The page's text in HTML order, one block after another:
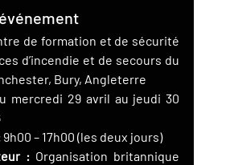
de formation et de sécurité
d’incendie et de secours du
Bury, Angleterre
mercredi 29 avril au jeudi 30
9h00 – 17h00 (les deux jours)
: Organisation britannique